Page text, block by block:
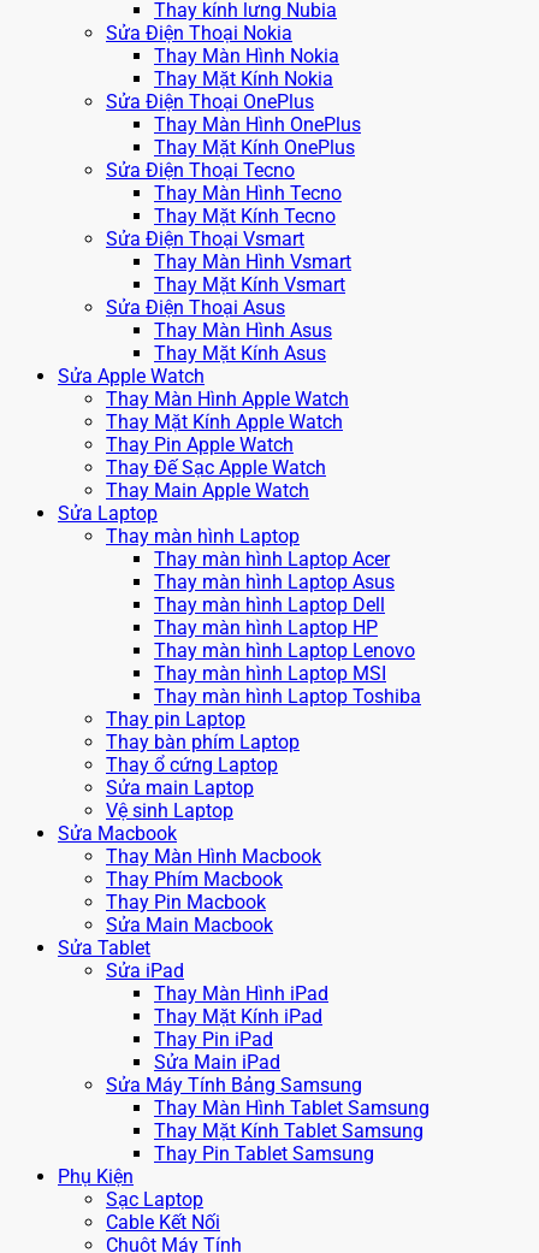
Thay kính lưng Nubia
Sửa Điện Thoại Nokia
Thay Màn Hình Nokia
Thay Mặt Kính Nokia
Sửa Điện Thoại OnePlus
Thay Màn Hình OnePlus
Thay Mặt Kính OnePlus
Sửa Điện Thoại Tecno
Thay Màn Hình Tecno
Thay Mặt Kính Tecno
Sửa Điện Thoại Vsmart
Thay Màn Hình Vsmart
Thay Mặt Kính Vsmart
Sửa Điện Thoại Asus
Thay Màn Hình Asus
Thay Mặt Kính Asus
Sửa Apple Watch
Thay Màn Hình Apple Watch
Thay Mặt Kính Apple Watch
Thay Pin Apple Watch
Thay Đế Sạc Apple Watch
Thay Main Apple Watch
Sửa Laptop
Thay màn hình Laptop
Thay màn hình Laptop Acer
Thay màn hình Laptop Asus
Thay màn hình Laptop Dell
Thay màn hình Laptop HP
Thay màn hình Laptop Lenovo
Thay màn hình Laptop MSI
Thay màn hình Laptop Toshiba
Thay pin Laptop
Thay bàn phím Laptop
Thay ổ cứng Laptop
Sửa main Laptop
Vệ sinh Laptop
Sửa Macbook
Thay Màn Hình Macbook
Thay Phím Macbook
Thay Pin Macbook
Sửa Main Macbook
Sửa Tablet
Sửa iPad
Thay Màn Hình iPad
Thay Mặt Kính iPad
Thay Pin iPad
Sửa Main iPad
Sửa Máy Tính Bảng Samsung
Thay Màn Hình Tablet Samsung
Thay Mặt Kính Tablet Samsung
Thay Pin Tablet Samsung
Phụ Kiện
Sạc Laptop
Cable Kết Nối
Chuột Máy Tính